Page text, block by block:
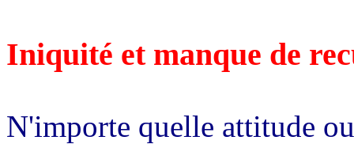
Iniquité et manque de
N'importe quelle attitude